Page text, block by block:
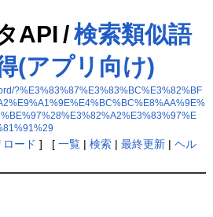
API /検索類似語
(アプリ向け)
?%E3%83%87%E3%83%BC%E3%82%BF
ロード ] [ 一覧| 検索| 最終更新| ヘル